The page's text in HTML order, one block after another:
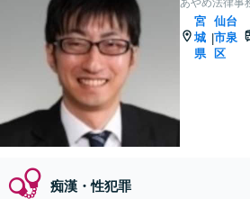
あやめ法律事
宮
城
県
|
仙台
市泉
区
痴漢・性犯罪